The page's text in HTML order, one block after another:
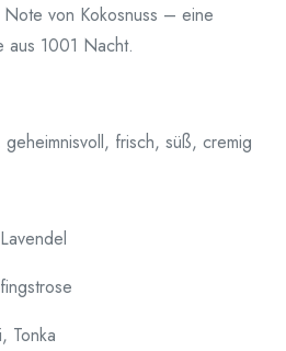
von Kokosnuss – eine
aus 1001 Nacht.
frisch, süß, cremig
Tonka